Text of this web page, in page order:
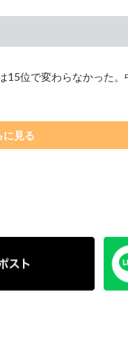
15位で変わらなかった
に見る